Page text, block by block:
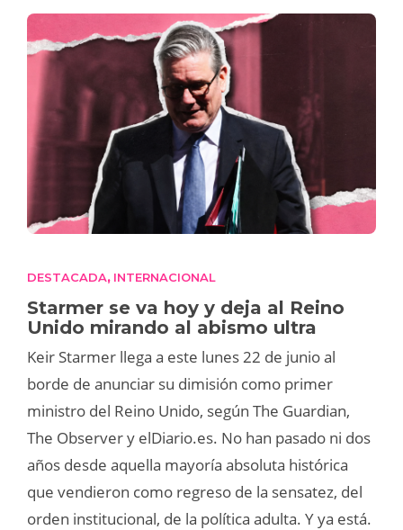
DESTACADA, INTERNACIONAL
Starmer se va hoy y deja al Reino
Unido mirando al abismo ultra
Keir Starmer llega a este lunes 22 de junio al
borde de anunciar su dimisión como primer
ministro del Reino Unido, según The Guardian,
The Observer y elDiario.es. No han pasado ni dos
años desde aquella mayoría absoluta histórica
que vendieron como regreso de la sensatez, del
orden institucional, de la política adulta. Y ya está.